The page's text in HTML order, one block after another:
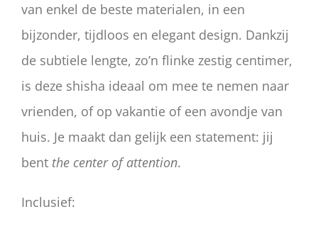
van enkel de beste materialen, in een
bijzonder, tijdloos en elegant design. Dankzij
de subtiele lengte, zo’n flinke zestig centimer,
is deze shisha ideaal om mee te nemen naar
vrienden, of op vakantie of een avondje van
huis. Je maakt dan gelijk een statement: jij
bent the center of attention.
Inclusief: